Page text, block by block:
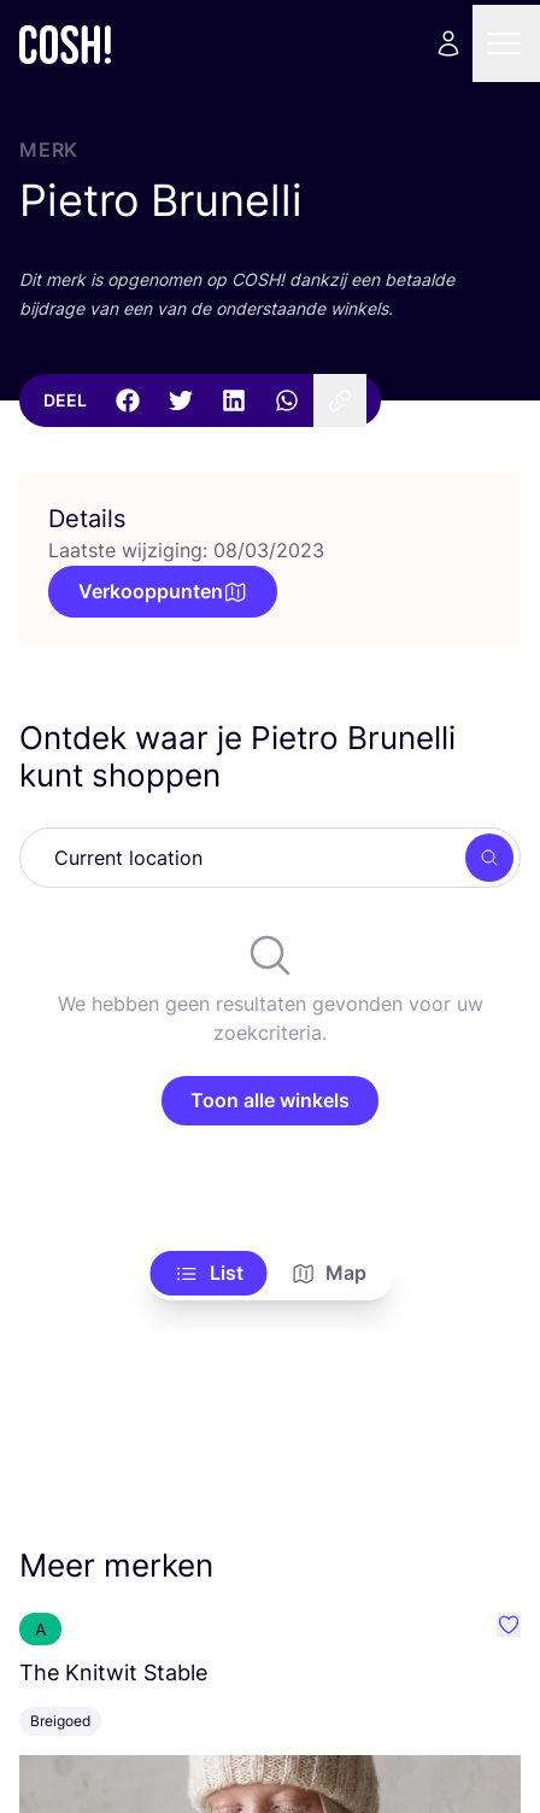
MERK
Pietro Brunelli
Dit merk is opge­no­men op COSH! dank­zij een betaal­de
bij­dra­ge van een van de onder­staan­de winkels.
DEEL
Details
Laatste wijziging: 08/03/2023
Verkooppunten
Ontdek waar je Pietro Brunelli
kunt shoppen
Zoek
We hebben geen resultaten gevonden voor uw
zoekcriteria.
Toon alle winkels
List Map
Meer merken
A
The Knitwit Stable
Breigoed